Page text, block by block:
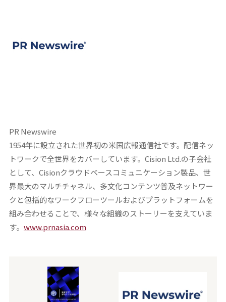
PR Newswire
1954年に設立された世界初の米国広報通信社です。配信ネッ
トワークで全世界をカバーしています。Cision Ltd.の子会社
として、Cisionクラウドベースコミュニケーション製品、世
界最大のマルチチャネル、多文化コンテンツ普及ネットワー
クと包括的なワークフローツールおよびプラットフォームを
組み合わせることで、様々な組織のストーリーを支えていま
す。 www.prnasia.com